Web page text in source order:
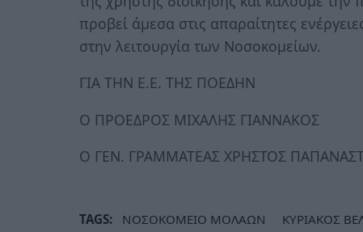
προβεί άμεσα στις απαραίτητες
στην λειτουργία των Νοσοκομείων.
ΓΙΑ ΤΗΝ Ε.Ε. ΤΗΣ ΠΟΕΔΗΝ
Ο ΠΡΟΕΔΡΟΣ ΜΙΧΑΛΗΣ ΓΙΑΝΝΑΚΟΣ
Ο ΓΕΝ. ΓΡΑΜΜΑΤΕΑΣ ΧΡΗΣΤΟΣ
TAGS: ΝΟΣΟΚΟΜΕΙΟ ΜΟΛΑΩΝ ΚΥΡΙΑΚΟΣ